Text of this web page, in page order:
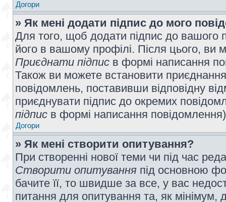
Догори
» Як мені додати підпис до мого
Для того, щоб додати підпис до вашого
його в вашому профілі. Після цього, ви
Приєднати підпис в формі написання
Також ви можете встановити
повідомлень, поставивши відповідну
приєднувати підпис до окремих
підпис в формі написання
Догори
» Як мені створити опитування?
При створенні нової теми чи під час
Створити опитування під основною
бачите її, то швидше за все, у вас
питання для опитування та, як мінімум,